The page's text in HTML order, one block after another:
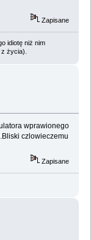
Zapisane
idiotę niż nim
życia).
wprawionego
czlowieczemu
Zapisane